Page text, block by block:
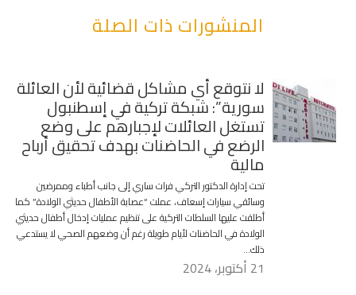
المنشورات ذات الصلة
لا نتوقع أي مشاكل قضائية لأن العائلة
سورية”: شبكة تركية في إسطنبول
تستغل العائلات لإجبارهم على وضع
الرضع في الحاضنات بهدف تحقيق أرباح
مالية
تحت إدارة الدكتور التركي فرات ساري إلى جانب أطباء وممرضين
وسائقي سيارات إسعاف، عملت “عصابة الأطفال حديثي الولادة” كما
أطلقت عليها السلطات التركية على تنظيم عمليات إدخال أطفال حديثي
الولادة في الحاضنات لأيام طويلة رغم أن وضعهم الصحي لا يستدعي
ذلك…
21 أكتوبر، 2024